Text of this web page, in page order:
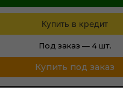
Купить в кредит
Под заказ — 4 шт.
Купить под заказ